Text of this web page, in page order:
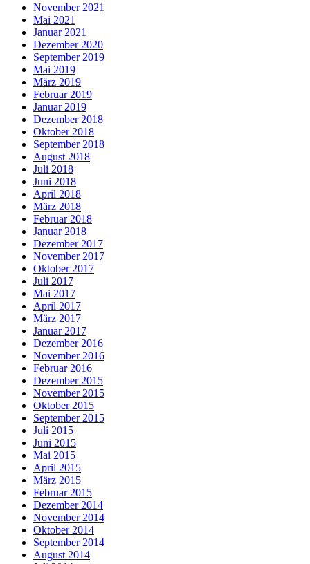
November 2021
Mai 2021
Januar 2021
Dezember 2020
September 2019
Mai 2019
März 2019
Februar 2019
Januar 2019
Dezember 2018
Oktober 2018
September 2018
August 2018
Juli 2018
Juni 2018
April 2018
März 2018
Februar 2018
Januar 2018
Dezember 2017
November 2017
Oktober 2017
Juli 2017
Mai 2017
April 2017
März 2017
Januar 2017
Dezember 2016
November 2016
Februar 2016
Dezember 2015
November 2015
Oktober 2015
September 2015
Juli 2015
Juni 2015
Mai 2015
April 2015
März 2015
Februar 2015
Dezember 2014
November 2014
Oktober 2014
September 2014
August 2014